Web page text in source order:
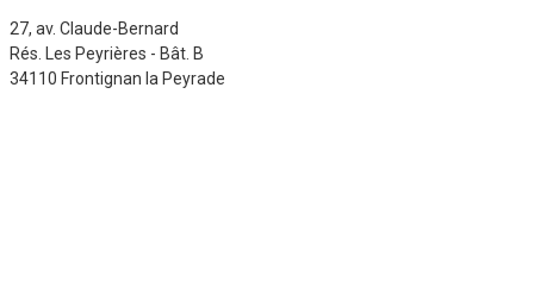
27, av. Claude-Bernard
Rés. Les Peyrières - Bât. B
34110 Frontignan la Peyrade